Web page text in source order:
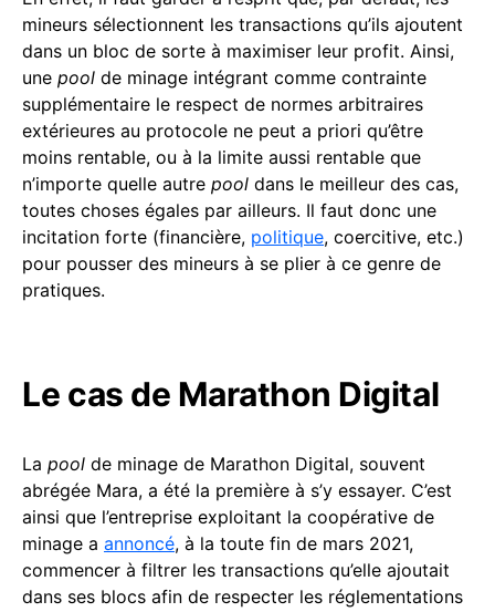
mineurs sélectionnent les transactions qu’ils ajoutent
dans un bloc de sorte à maximiser leur profit. Ainsi,
une pool de minage intégrant comme contrainte
supplémentaire le respect de normes arbitraires
extérieures au protocole ne peut a priori qu’être
moins rentable, ou à la limite aussi rentable que
n’importe quelle autre pool dans le meilleur des cas,
toutes choses égales par ailleurs. Il faut donc une
incitation forte (financière, politique, coercitive, etc.)
pour pousser des mineurs à se plier à ce genre de
pratiques.
Le cas de Marathon Digital
La pool de minage de Marathon Digital, souvent
abrégée Mara, a été la première à s’y essayer. C’est
ainsi que l’entreprise exploitant la coopérative de
minage a annoncé, à la toute fin de mars 2021,
commencer à filtrer les transactions qu’elle ajoutait
dans ses blocs afin de respecter les réglementations